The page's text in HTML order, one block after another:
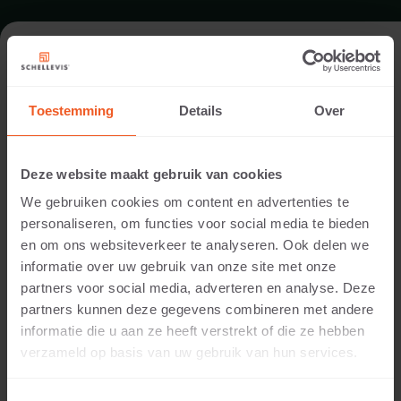
Toestemming Details Over
Deze website maakt gebruik van cookies
We gebruiken cookies om content en advertenties te
personaliseren, om functies voor social media te bieden
en om ons websiteverkeer te analyseren. Ook delen we
informatie over uw gebruik van onze site met onze
partners voor social media, adverteren en analyse. Deze
partners kunnen deze gegevens combineren met andere
informatie die u aan ze heeft verstrekt of die ze hebben
verzameld op basis van uw gebruik van hun services.
PATIO IN DIDAM
Garden designer:
Location:
Didam
Application:
Patio
Photography:
Cees Rijnen
Products:
Large format slab 1000x1000x5 Cream